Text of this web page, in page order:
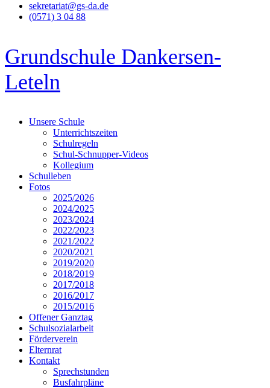
sekretariat@gs-da.de
(0571) 3 04 88
Grundschule Dankersen-
Leteln
Unsere Schule
Unterrichtszeiten
Schulregeln
Schul-Schnupper-Videos
Kollegium
Schulleben
Fotos
2025/2026
2024/2025
2023/2024
2022/2023
2021/2022
2020/2021
2019/2020
2018/2019
2017/2018
2016/2017
2015/2016
Offener Ganztag
Schulsozialarbeit
Förderverein
Elternrat
Kontakt
Sprechstunden
Busfahrpläne